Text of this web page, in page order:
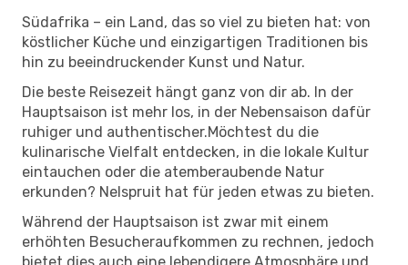
Südafrika – ein Land, das so viel zu bieten hat: von
köstlicher Küche und einzigartigen Traditionen bis
hin zu beeindruckender Kunst und Natur.
Die beste Reisezeit hängt ganz von dir ab. In der
Hauptsaison ist mehr los, in der Nebensaison dafür
ruhiger und authentischer.Möchtest du die
kulinarische Vielfalt entdecken, in die lokale Kultur
eintauchen oder die atemberaubende Natur
erkunden? Nelspruit hat für jeden etwas zu bieten.
Während der Hauptsaison ist zwar mit einem
erhöhten Besucheraufkommen zu rechnen, jedoch